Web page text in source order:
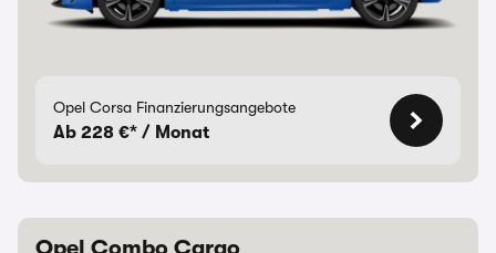
Opel Corsa Finanzierungsangebote
Ab 228 €* / Monat